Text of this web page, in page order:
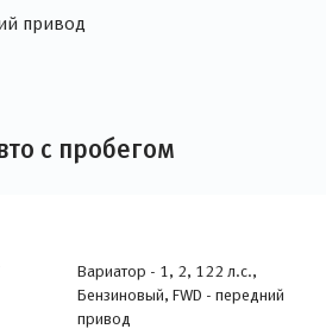
привод
с пробегом
Вариатор - 1, 2, 122 л.с.,
Бензиновый, FWD - передний
привод